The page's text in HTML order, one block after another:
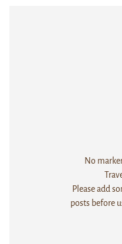
No
Please add
posts before